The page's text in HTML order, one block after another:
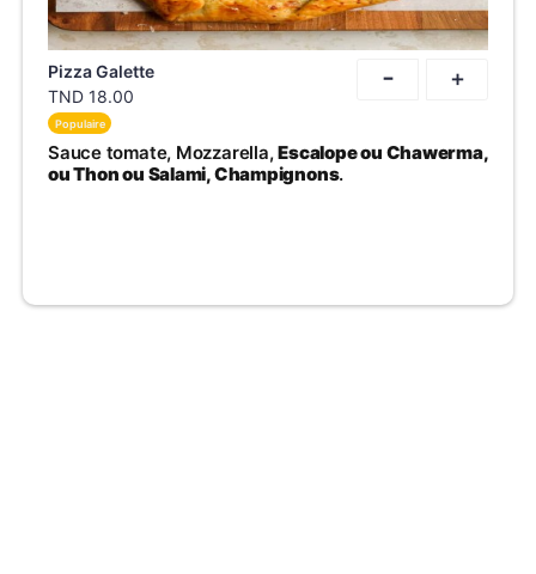
- +
Pizza Galette
TND 18.00
Populaire
Sauce tomate, Mozzarella,Escalope ou Chawerma,
ou Thon ou Salami, Champignons.